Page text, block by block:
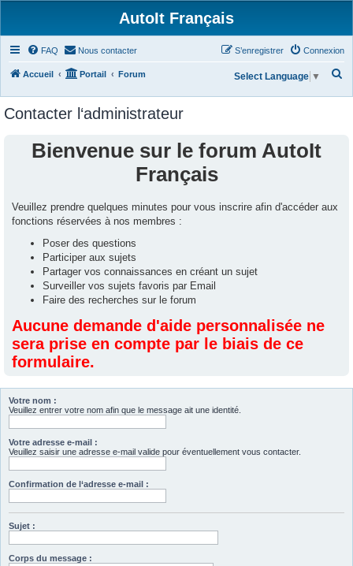
AutoIt Français
FAQ Nous contacter Connexion
S’enregistrer
Accueil Portail Forum Select Language ▼
Contacter l‘administrateur
Bienvenue sur le forum AutoIt
Français
Veuillez prendre quelques minutes pour vous inscrire afin d'accéder aux
fonctions réservées à nos membres :
Poser des questions
Participer aux sujets
Partager vos connaissances en créant un sujet
Surveiller vos sujets favoris par Email
Faire des recherches sur le forum
Aucune demande d'aide personnalisée ne
sera prise en compte par le biais de ce
formulaire.
Votre nom :
Veuillez entrer votre nom afin que le message ait une identité.
Votre adresse e-mail :
Veuillez saisir une adresse e-mail valide pour éventuellement vous contacter.
Confirmation de l‘adresse e-mail :
Sujet :
Corps du message :